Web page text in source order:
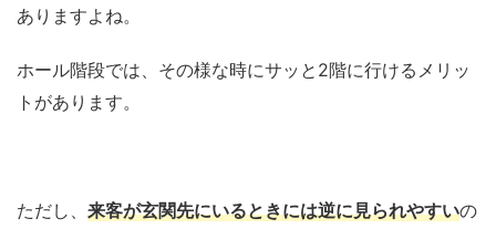
ありますよね。
ホール階段では、その様な時にサッと2階に行けるメリッ
トがあります。
ただし、 来客が玄関先にいるときには逆に見られやすいの